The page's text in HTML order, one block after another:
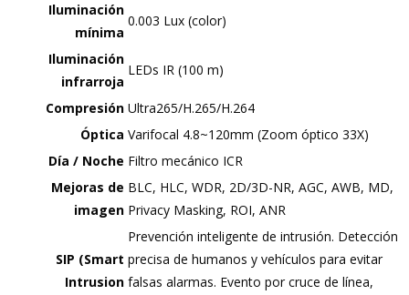
Iluminación
mínima
0.003 Lux (color)
Iluminación
infrarroja
LEDs IR (100 m)
Compresión Ultra265/H.265/H.264
Óptica Varifocal 4.8~120mm (Zoom óptico 33X)
Día / Noche Filtro mecánico ICR
Mejoras de
imagen
BLC, HLC, WDR, 2D/3D-NR, AGC, AWB, MD,
Privacy Masking, ROI, ANR
SIP (Smart
Intrusion
Prevención inteligente de intrusión. Detección
precisa de humanos y vehículos para evitar
falsas alarmas. Evento por cruce de línea,